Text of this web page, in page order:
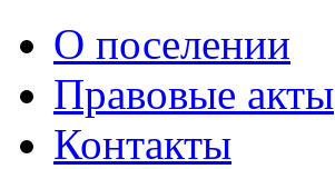
О поселении
Правовые акты
Контакты